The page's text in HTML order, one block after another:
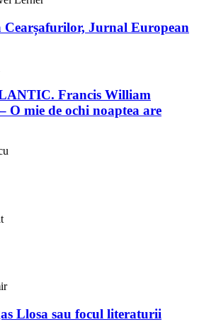
Cearșafurilor, Jurnal European
Francis William
O mie de ochi noaptea are
Llosa sau focul literaturii